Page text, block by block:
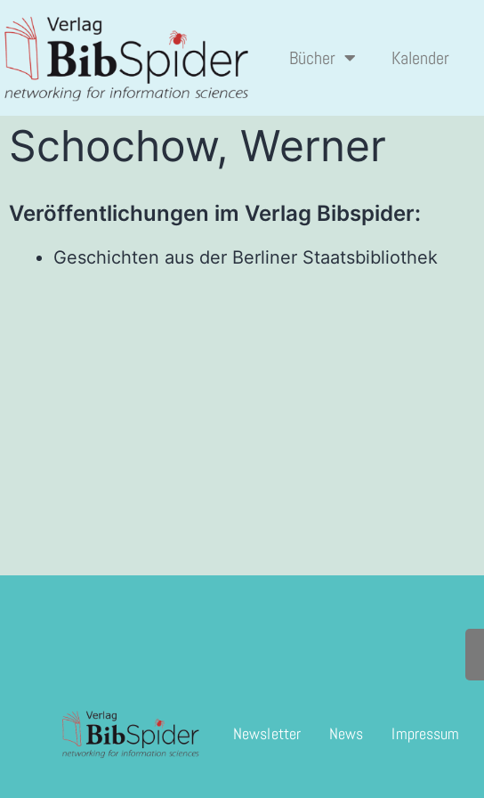
Bücher Kalender
Schochow, Werner
Veröffentlichungen im Verlag Bibspider:
Geschichten aus der Berliner Staatsbibliothek
Newsletter News Impressum